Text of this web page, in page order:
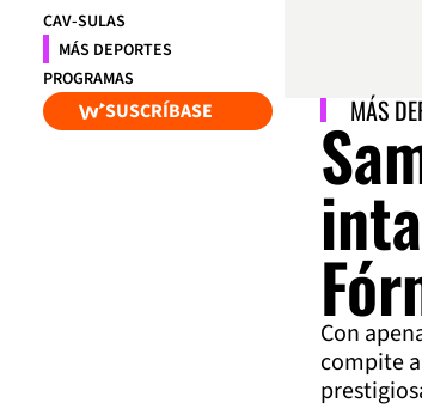
CAV-SULAS
MÁS DEPORTES
PROGRAMAS
SUSCRÍBASE MÁS
Con
compite